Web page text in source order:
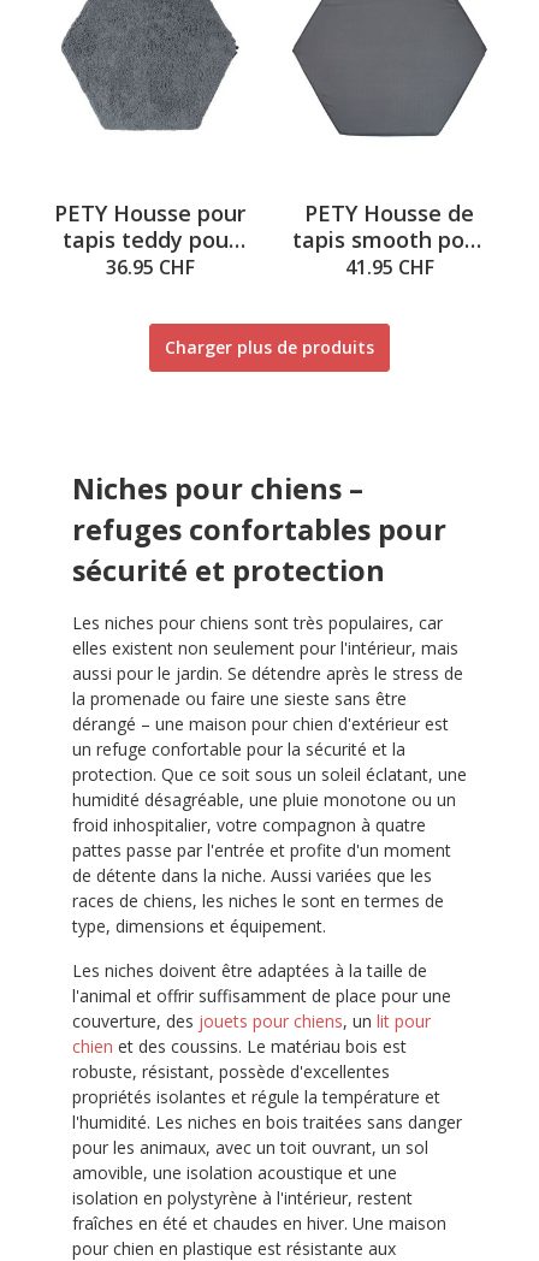
PETY Housse pour
tapis teddy pour
petit tapis
36.95 CHF
PETY Housse de
tapis smooth pour
grand tapis
41.95 CHF
Charger plus de produits
Niches pour chiens –
refuges confortables pour
sécurité et protection
Les niches pour chiens sont très populaires, car
elles existent non seulement pour l'intérieur, mais
aussi pour le jardin. Se détendre après le stress de
la promenade ou faire une sieste sans être
dérangé – une maison pour chien d'extérieur est
un refuge confortable pour la sécurité et la
protection. Que ce soit sous un soleil éclatant, une
humidité désagréable, une pluie monotone ou un
froid inhospitalier, votre compagnon à quatre
pattes passe par l'entrée et profite d'un moment
de détente dans la niche. Aussi variées que les
races de chiens, les niches le sont en termes de
type, dimensions et équipement.
Les niches doivent être adaptées à la taille de
l'animal et offrir suffisamment de place pour une
couverture, des jouets pour chiens, un lit pour
chien et des coussins. Le matériau bois est
robuste, résistant, possède d'excellentes
propriétés isolantes et régule la température et
l'humidité. Les niches en bois traitées sans danger
pour les animaux, avec un toit ouvrant, un sol
amovible, une isolation acoustique et une
isolation en polystyrène à l'intérieur, restent
fraîches en été et chaudes en hiver. Une maison
pour chien en plastique est résistante aux